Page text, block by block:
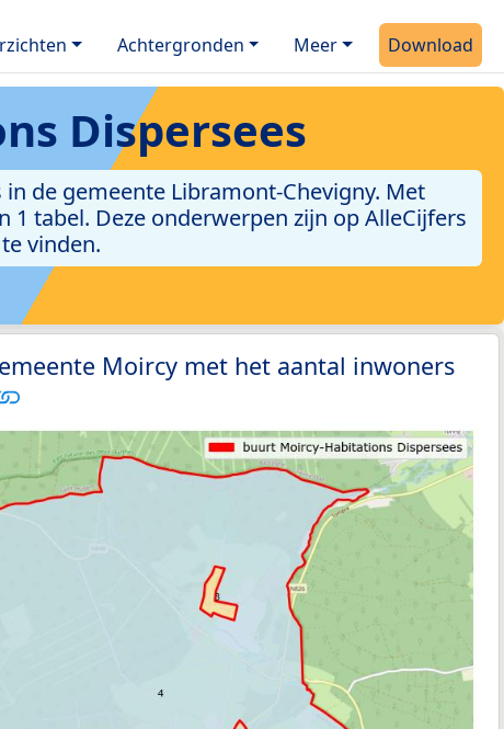
Achtergronden Meer Download
Dispersees
de gemeente Libramont-Chevigny. Met
tabel. Deze onderwerpen zijn op AlleCijfers
vinden.
Moircy met het aantal inwoners